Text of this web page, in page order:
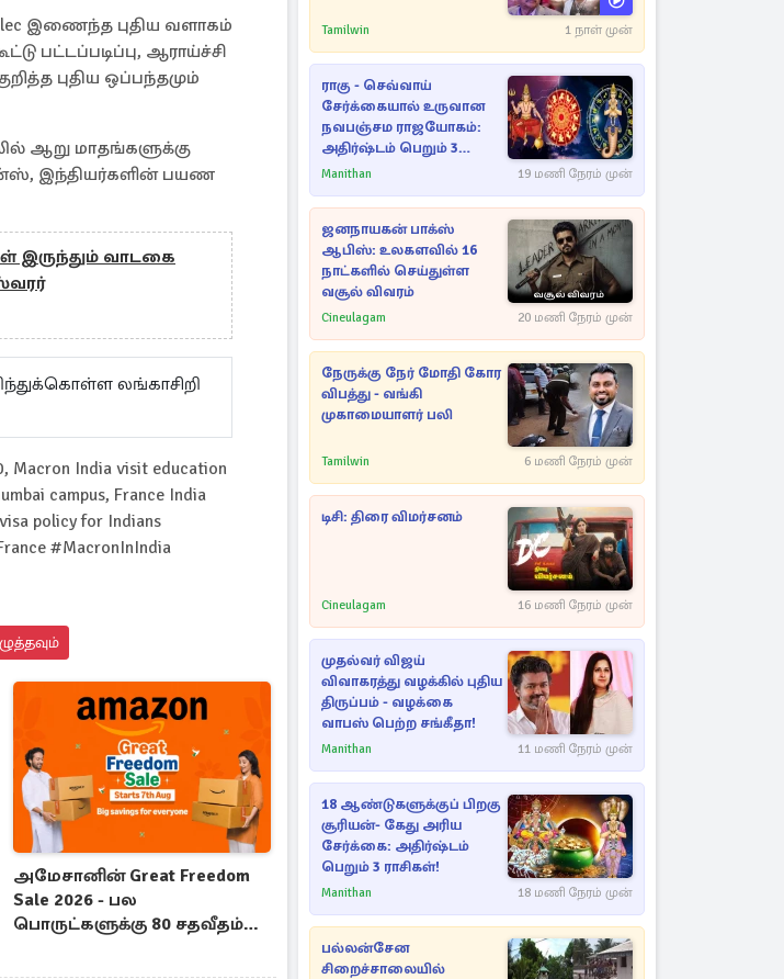
இணைந்த புதிய வளாகம்
பட்டப்படிப்பு, ஆராய்ச்சி
புதிய ஒப்பந்தமும்
ஆறு மாதங்களுக்கு
இந்தியர்களின் பயண
இருந்தும் வாடகை
லங்காசிறி
Macron India visit education
campus, France India
policy for Indians
#MacronInIndia
அமேசானின் Great Freedom
Sale 2026 - பல
பொருட்களுக்கு 80 சதவீதம்
Tamilwin 1 நாள் முன்
ராகு - செவ்வாய்
சேர்க்கையால் உருவான
நவபஞ்சம ராஜயோகம்:
அதிர்ஷ்டம் பெறும் 3
ராசிகள்!
Manithan 19 மணி நேரம் முன்
ஜனநாயகன் பாக்ஸ்
ஆபிஸ்: உலகளவில் 16
நாட்களில் செய்துள்ள
வசூல் விவரம்
Cineulagam 20 மணி நேரம் முன்
நேருக்கு நேர் மோதி கோர
விபத்து - வங்கி
முகாமையாளர் பலி
Tamilwin 6 மணி நேரம் முன்
டிசி: திரை விமர்சனம்
Cineulagam 16 மணி நேரம் முன்
முதல்வர் விஜய்
விவாகரத்து வழக்கில் புதிய
திருப்பம் - வழக்கை
வாபஸ் பெற்ற சங்கீதா!
Manithan 11 மணி நேரம் முன்
18 ஆண்டுகளுக்குப் பிறகு
சூரியன்- கேது அரிய
சேர்க்கை: அதிர்ஷ்டம்
பெறும் 3 ராசிகள்!
Manithan 18 மணி நேரம் முன்
பல்லன்சேன
சிறைச்சாலையில்